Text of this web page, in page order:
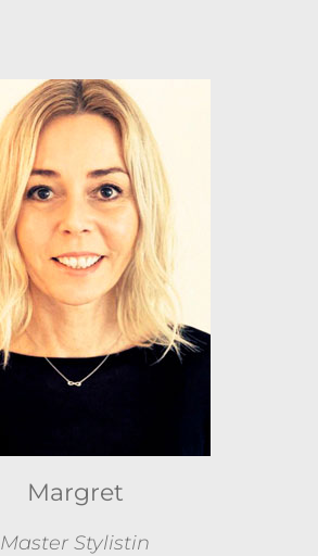
Margret
Master Stylistin